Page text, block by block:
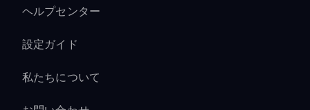
ヘルプセンター
設定ガイド
私たちについて